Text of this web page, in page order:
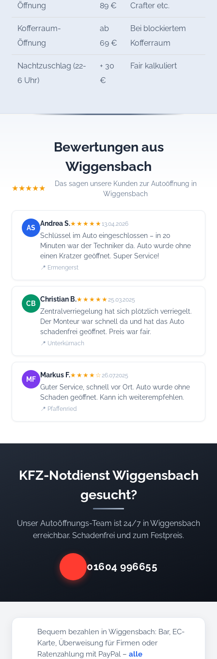
Öffnung
89 €
Crafter etc.
Kofferraum-
Öffnung
ab
69 €
Bei blockiertem
Kofferraum
Nachtzuschlag (22-
6 Uhr)
+ 30
€
Fair kalkuliert
Bewertungen aus
Wiggensbach
★★★★★
Das sagen unsere Kunden zur Autoöffnung in
Wiggensbach
AS
Andrea S.★★★★★13.04.2026
Schlüssel im Auto eingeschlossen – in 20
Minuten war der Techniker da. Auto wurde ohne
einen Kratzer geöffnet. Super Service!
📍 Ermengerst
CB
Christian B.★★★★★ 25.03.2025
Zentralverriegelung hat sich plötzlich verriegelt.
Der Monteur war schnell da und hat das Auto
schadenfrei geöffnet. Preis war fair.
📍 Unterkürnach
MF
Markus F.★★★★☆ 26.07.2025
Guter Service, schnell vor Ort. Auto wurde ohne
Schaden geöffnet. Kann ich weiterempfehlen.
📍 Pfaffenried
KFZ-Notdienst Wiggensbach
gesucht?
Unser Autoöffnungs-Team ist 24/7 in Wiggensbach
erreichbar. Schadenfrei und zum Festpreis.
01604 996655
Bequem bezahlen in Wiggensbach: Bar, EC-
Karte, Überweisung für Firmen oder
Ratenzahlung mit PayPal –alle